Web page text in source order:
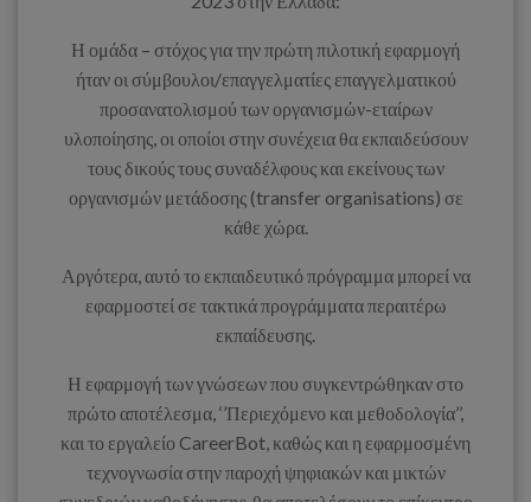
Η ομάδα – στόχος για την πρώτη πιλοτική εφαρμογή
ήταν οι σύμβουλοι/επαγγελματίες επαγγελματικού
προσανατολισμού των οργανισμών-εταίρων
υλοποίησης, οι οποίοι στην συνέχεια θα εκπαιδεύσουν
τους δικούς τους συναδέλφους και εκείνους των
οργανισμών μετάδοσης (transfer organisations) σε
κάθε χώρα.
Αργότερα, αυτό το εκπαιδευτικό πρόγραμμα μπορεί να
εφαρμοστεί σε τακτικά προγράμματα περαιτέρω
εκπαίδευσης.
Η εφαρμογή των γνώσεων που συγκεντρώθηκαν στο
πρώτο αποτέλεσμα, ‘’Περιεχόμενο και μεθοδολογία’’,
και το εργαλείο CareerBot, καθώς και η εφαρμοσμένη
τεχνογνωσία στην παροχή ψηφιακών και μικτών